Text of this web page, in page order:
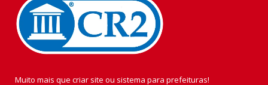
Muito mais que criar site ou sistema para prefeituras!